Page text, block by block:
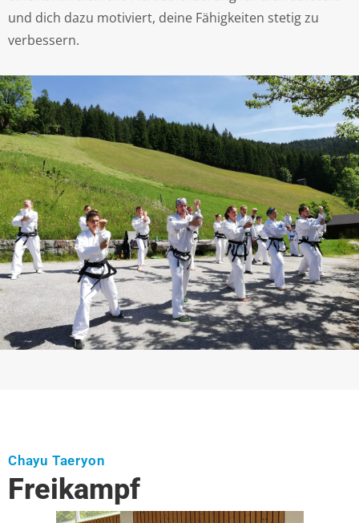
und dich dazu motiviert, deine Fähigkeiten stetig zu
verbessern.
Chayu Taeryon
Freikampf